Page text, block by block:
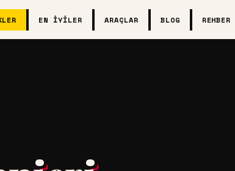
EN İYILER ARAÇLAR BLOG REHBER